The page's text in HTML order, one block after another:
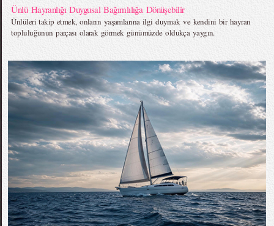
Ünlü Hayranlığı Duygusal Bağımlılığa Dönüşebilir
Ünlüleri takip etmek, onların yaşamlarına ilgi duymak ve kendini bir hayran
topluluğunun parçası olarak görmek günümüzde oldukça yaygın.